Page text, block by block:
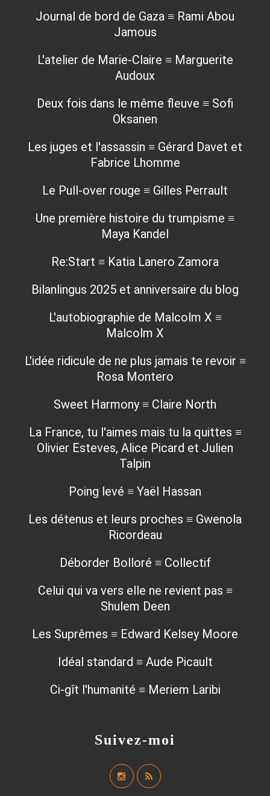
Suivez-moi
Journal de bord de Gaza ≡ Rami Abou
Jamous
L'atelier de Marie-Claire ≡ Marguerite
Audoux
Deux fois dans le même fleuve ≡ Sofi
Oksanen
Les juges et l'assassin ≡ Gérard Davet et
Fabrice Lhomme
Le Pull-over rouge ≡ Gilles Perrault
Une première histoire du trumpisme ≡
Maya Kandel
Re:Start ≡ Katia Lanero Zamora
Bilanlingus 2025 et anniversaire du blog
L'autobiographie de Malcolm X ≡
Malcolm X
L'idée ridicule de ne plus jamais te revoir ≡
Rosa Montero
Sweet Harmony ≡ Claire North
La France, tu l'aimes mais tu la quittes ≡
Olivier Esteves, Alice Picard et Julien
Talpin
Poing levé ≡ Yaël Hassan
Les détenus et leurs proches ≡ Gwenola
Ricordeau
Déborder Bolloré ≡ Collectif
Celui qui va vers elle ne revient pas ≡
Shulem Deen
Les Suprêmes ≡ Edward Kelsey Moore
Idéal standard ≡ Aude Picault
Ci-gît l'humanité ≡ Meriem Laribi